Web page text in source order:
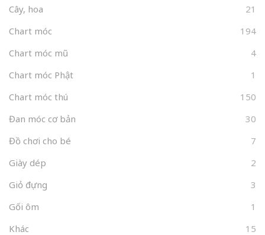
Cây, hoa
21
Chart móc
194
Chart móc mũ
4
Chart móc Phật
1
Chart móc thú
150
Đan móc cơ bản
30
Đồ chơi cho bé
7
Giày dép
2
Giỏ đựng
3
Gối ôm
1
Khác
15